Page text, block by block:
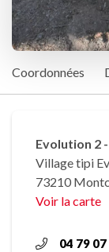
Coordonnées
Evolution 2
Village tipi
73210
Voir la carte
04 79